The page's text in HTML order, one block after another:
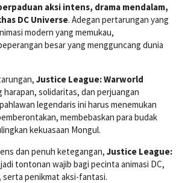
aksi intens, drama mendalam,
DC Universe. Adegan pertarungan yang
modern yang memukau,
besar yang mengguncang dunia
Justice League: Warworld
solidaritas, dan perjuangan
legendaris ini harus menemukan
membebaskan para budak
kekuasaan Mongul.
dan penuh ketegangan, Justice League:
tontonan wajib bagi pecinta animasi DC,
penikmat aksi-fantasi.